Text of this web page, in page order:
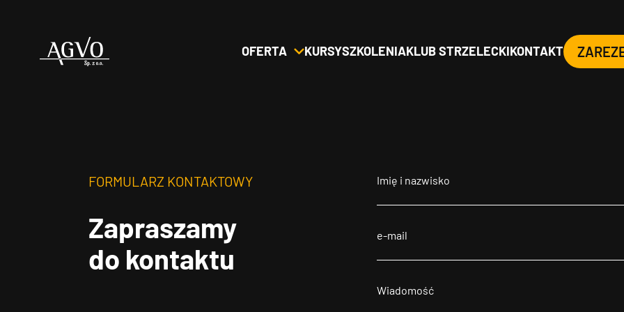
Header
OFERTA KURSYSZKOLENIAKLUB STRZELECKIKONTAKT
FORMULARZ KONTAKTOWY
Zapraszamy
do kontaktu